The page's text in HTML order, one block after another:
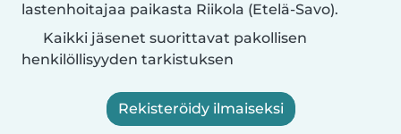
lastenhoitajaa paikasta Riikola (Etelä-Savo).
Kaikki jäsenet suorittavat pakollisen
henkilöllisyyden tarkistuksen
Rekisteröidy ilmaiseksi